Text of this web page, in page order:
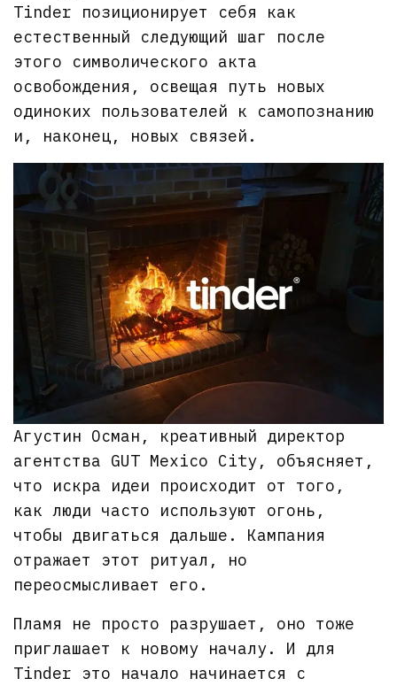
Tinder позиционирует себя как
естественный следующий шаг после
этого символического акта
освобождения, освещая путь новых
одиноких пользователей к самопознанию
и, наконец, новых связей.
Агустин Осман, креативный директор
агентства GUT Mexico City, объясняет,
что искра идеи происходит от того,
как люди часто используют огонь,
чтобы двигаться дальше. Кампания
отражает этот ритуал, но
переосмысливает его.
Пламя не просто разрушает, оно тоже
приглашает к новому началу. И для
Tinder это начало начинается с